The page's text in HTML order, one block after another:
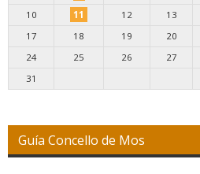
10
11 12 13
17
18 19 20
24
25 26 27
31
Guía Concello de Mos